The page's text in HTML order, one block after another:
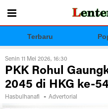
Terbaru
Senin 11 Mei 2026, 16:30
PKK Rohul
2045 di HKG ke-
Hasbulhanafi - Advertorial